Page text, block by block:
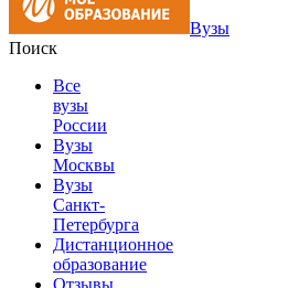
Вузы
Поиск
Все
вузы
России
Вузы
Москвы
Вузы
Санкт-
Петербурга
Дистанционное
образование
Отзывы